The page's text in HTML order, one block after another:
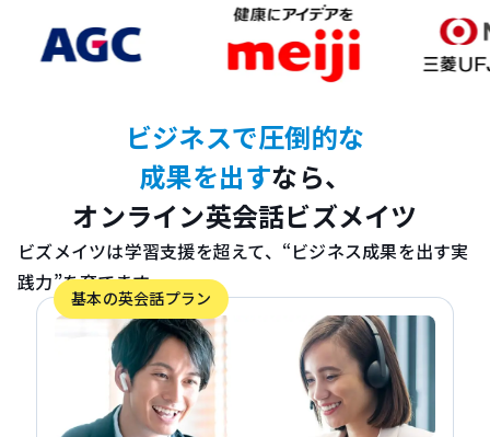
ビジネスで圧倒的な
成果を出すなら、
オンライン英会話ビズメイツ
ビズメイツは学習支援を超えて、“ビジネス成果を出す実
践力”を育てます。
基本の英会話プラン